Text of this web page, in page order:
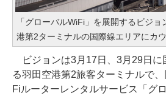
「グローバルWiFi」を展開するビジ
港第2ターミナルの国際線エリアにカ
ビジョンは3月17日、3月29日に
る羽田空港第2旅客ターミナルで
Fiルーターレンタルサービス「グ